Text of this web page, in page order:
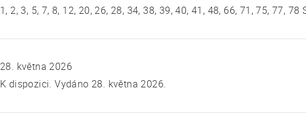
1, 2, 3, 5, 7, 8, 12, 20, 26, 28, 34, 38, 39, 40, 41, 48, 66, 71, 75, 77, 78
28. května 2026
K dispozici. Vydáno 28. května 2026.